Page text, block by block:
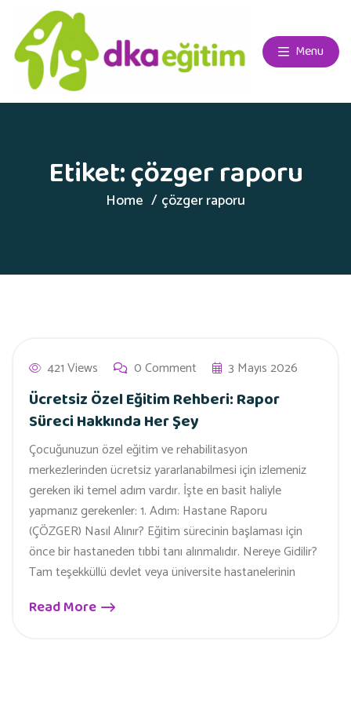
Menu
Etiket:çözger raporu
Home çözger raporu
421 Views 0 Comment 3 Mayıs 2026
Ücretsiz Özel Eğitim Rehberi: Rapor
Süreci Hakkında Her Şey
Çocuğunuzun özel eğitim ve rehabilitasyon
merkezlerinden ücretsiz yararlanabilmesi için izlemeniz
gereken iki temel adım vardır. İşte en basit haliyle
yapmanız gerekenler: 1. Adım: Hastane Raporu
(ÇÖZGER) Nasıl Alınır? Eğitim sürecinin başlaması için
önce bir hastaneden tıbbi tanı alınmalıdır. Nereye Gidilir?
Tam teşekküllü devlet veya üniversite hastanelerinin
Read More